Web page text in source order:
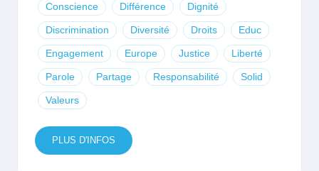
Conscience Différence Dignité
Discrimination Diversité Droits Educ
Engagement Europe Justice Liberté
Parole Partage Responsabilité Solid
Valeurs
PLUS D'INFOS